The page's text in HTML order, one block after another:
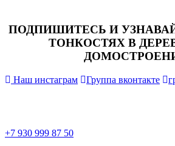
ПОДПИШИТЕСЬ И
ТОНКОСТЯХ В
Наш инстаграм Группа вконтакте
+7 930 999 87 50